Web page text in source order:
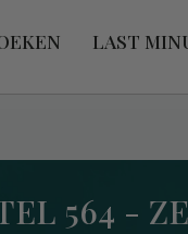
LAST
564 -